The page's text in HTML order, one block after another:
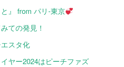
』 from パリ-東京
ての発見！
スタ化
ヤー2024はピーチファズ